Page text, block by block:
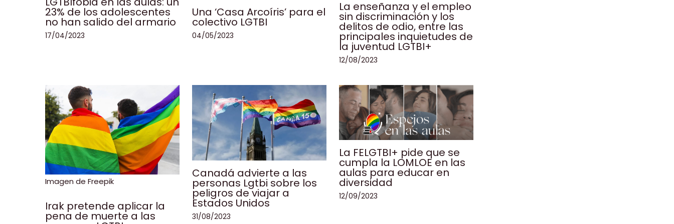
23% de los adolescentes
no han salido del armario
17/04/2023
Una ‘Casa Arcoíris’ para el
colectivo LGTBI
04/05/2023
La enseñanza y el empleo
sin discriminación y los
delitos de odio, entre las
principales inquietudes de
la juventud LGTBI+
12/08/2023
Imagen de Freepik
Irak pretende aplicar la
pena de muerte a las
Canadá advierte a las
personas Lgtbi sobre los
peligros de viajar a
Estados Unidos
31/08/2023
La FELGTBI+ pide que se
cumpla la LOMLOE en las
aulas para educar en
diversidad
12/09/2023